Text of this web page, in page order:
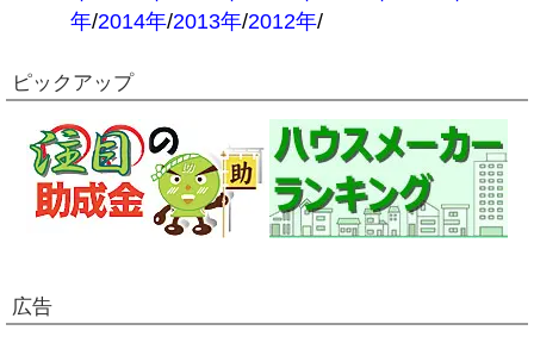
年/2014年/2013年/2012年/
ピックアップ
広告